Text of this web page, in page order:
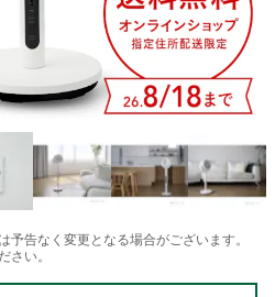
告なく変更となる場合がございます。
さい。